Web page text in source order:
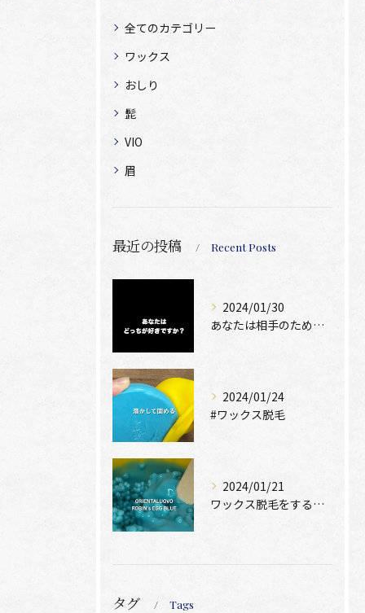
全てのカテゴリー
ワックス
おしり
髭
VIO
眉
最近の投稿 Recent Posts
2024/01/30
あなたは相手のために脱毛できますか？
2024/01/24
#ワックス脱毛
2024/01/21
ワックス脱毛をするために絶位必要なのは、
タグ Tags